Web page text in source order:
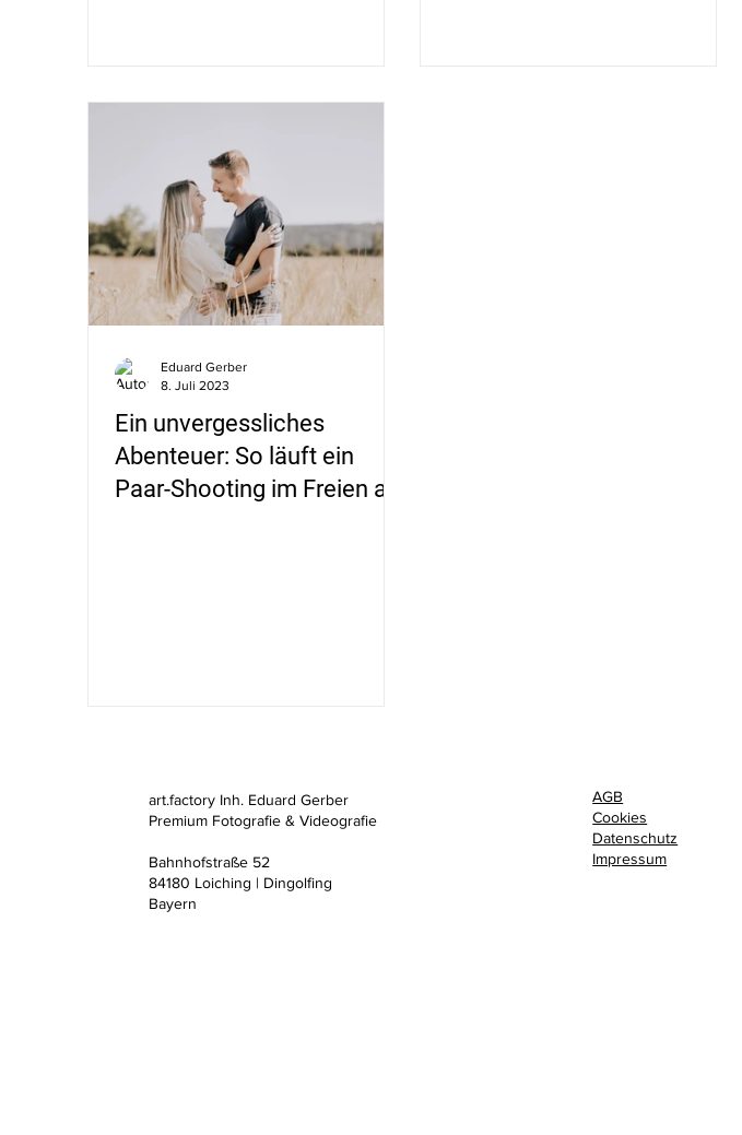
Ein unvergessliches
Abenteuer: So läuft ein
Paar-Shooting im Freien ab
Eduard Gerber
8. Juli 2023
AGB
Cookies
Datenschutz
Impressum
art.factory Inh. Eduard Gerber
Premium Fotografie & Videografie
Bahnhofstraße 52
84180 Loiching | Dingolfing
Bayern